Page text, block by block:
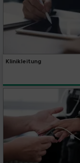
Klinikleitung